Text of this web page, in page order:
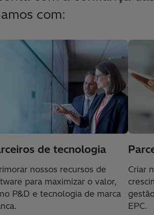
com:
de tecnologia
nossos recursos de
para maximizar o valor,
P&D e tecnologia de marca
Criar
EPC.